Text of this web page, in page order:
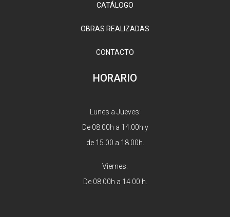
CATÁLOGO
OBRAS REALIZADAS
CONTACTO
HORARIO
Lunes a Jueves:
De 08.00h a 14.00h y
de 15.00 a 18.00h.
Viernes:
De 08.00h a 14.00 h.